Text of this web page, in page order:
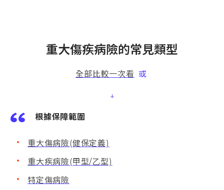
重大傷疾病險的常見類型
全部比較一次看 或
↓
根據保障範圍
重大傷病險(健保定義)
重大疾病險(甲型/乙型)
特定傷病險